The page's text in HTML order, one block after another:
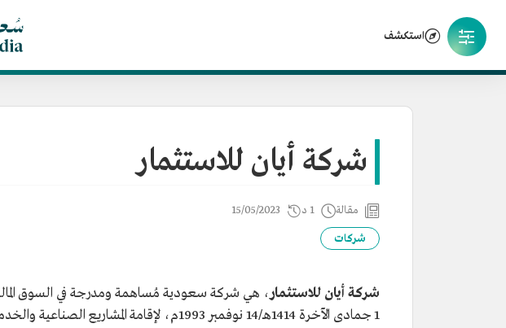
استكشف
شركة أيان للاستثمار
مقالة 1 د 15/05/2023
شركات
شركة أيان للاستثمار، هي شركة سعودية مُساهمة ومدرجة في السوق
1 جمادى الآخرة 1414هـ/14 نوفمبر 1993م، لإقامة